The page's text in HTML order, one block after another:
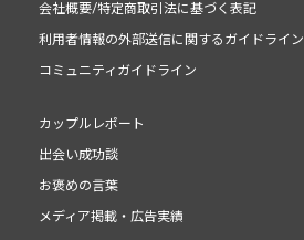
会社概要/特定商取引法に基づく表記
利用者情報の外部送信に関するガイドライン
コミュニティガイドライン
カップルレポート
出会い成功談
お褒めの言葉
メディア掲載・広告実績